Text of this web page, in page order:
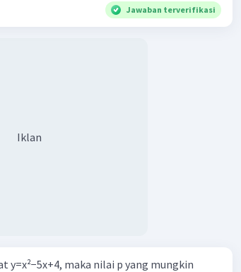
Jawaban terverifikasi
Iklan
y=x²−5x+4, maka nilai p yang mungkin